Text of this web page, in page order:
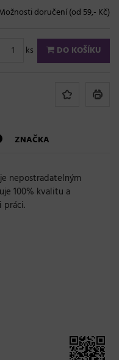
doručení (od 59,- Kč)
ks DO KOŠÍKU
ZNAČKA
je nepostradatelným
100% kvalitu a
práci.